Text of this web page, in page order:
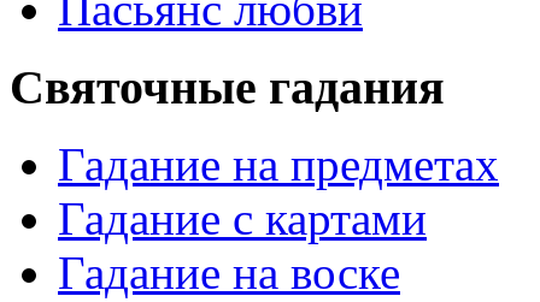
Святочные гадания
Гадание на предметах
Гадание с картами
Гадание на воске